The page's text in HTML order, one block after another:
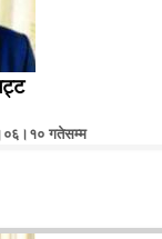
गतेसम्म